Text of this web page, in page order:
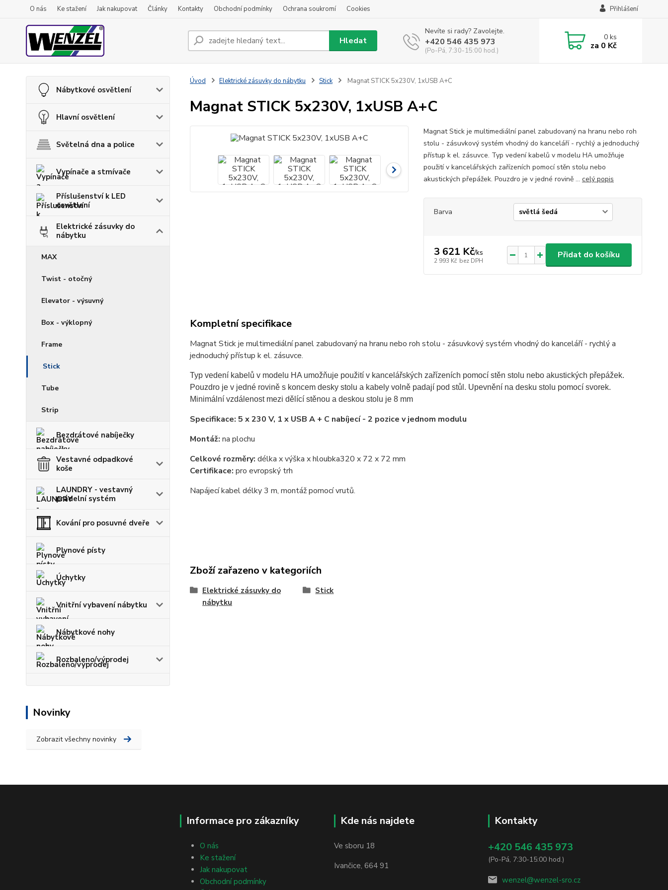
O nás Ke stažení Jak nakupovat Články Kontakty Obchodní podmínky Ochrana soukromí Cookies Přihlášení
Hledat
Nevíte si rady? Zavolejte.
+420 546 435 973
(Po-Pá, 7:30-15:00 hod.)
0ks
za 0 Kč
Nábytkové osvětlení
Hlavní osvětlení
Světelná dna a police
Vypínače a stmívače
Příslušenství k LED
osvětlení
Elektrické zásuvky do
nábytku
MAX
Twist - otočný
Elevator - výsuvný
Box - výklopný
Frame
Stick
Tube
Strip
Bezdrátové nabíječky
Vestavné odpadkové
koše
LAUNDRY - vestavný
prádelní systém
Kování pro posuvné dveře
Plynové písty
Úchytky
Vnitřní vybavení nábytku
Nábytkové nohy
Rozbaleno/výprodej
Novinky
Zobrazit všechny novinky
Úvod Elektrické zásuvky do nábytku Stick Magnat STICK 5x230V, 1xUSB A+C
Magnat STICK 5x230V, 1xUSB A+C
Magnat Stick je multimediální panel zabudovaný na hranu nebo roh
stolu - zásuvkový systém vhodný do kanceláří - rychlý a jednoduchý
přístup k el. zásuvce. Typ vedení kabelů v modelu HA umožňuje
použití v kancelářských zařízeních pomocí stěn stolu nebo
akustických přepážek. Pouzdro je v jedné rovině ... celý popis
Barva
3 621 Kč/ks
2 993 Kč bez DPH
Přidat do košíku
Kompletní specifikace
Magnat Stick je multimediální panel zabudovaný na hranu nebo roh stolu - zásuvkový systém vhodný do kanceláří - rychlý a
jednoduchý přístup k el. zásuvce.
Typ vedení kabelů v modelu HA umožňuje použití v kancelářských zařízeních pomocí stěn stolu nebo akustických přepážek.
Pouzdro je v jedné rovině s koncem desky stolu a kabely volně padají pod stůl. Upevnění na desku stolu pomocí svorek.
Minimální vzdálenost mezi dělící stěnou a deskou stolu je 8 mm
Specifikace: 5 x 230 V, 1 x USB A + C nabíjecí - 2 pozice v jednom modulu
Montáž: na plochu
Celkové rozměry: délka x výška x hloubka320 x 72 x 72 mm
Certifikace: pro evropský trh
Napájecí kabel délky 3 m, montáž pomocí vrutů.
Zboží zařazeno v kategoriích
Elektrické zásuvky do
nábytku
Stick
Informace pro zákazníky
O nás
Ke stažení
Jak nakupovat
Obchodní podmínky
Kde nás najdete
Ve sboru 18
Ivančice, 664 91
Kontakty
+420 546 435 973
(Po-Pá, 7:30-15:00 hod.)
wenzel@wenzel-sro.cz